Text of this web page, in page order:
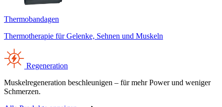
Thermobandagen
Thermotherapie für Gelenke, Sehnen und Muskeln
Regeneration
Muskelregeneration beschleunigen – für mehr Power und weniger
Schmerzen.